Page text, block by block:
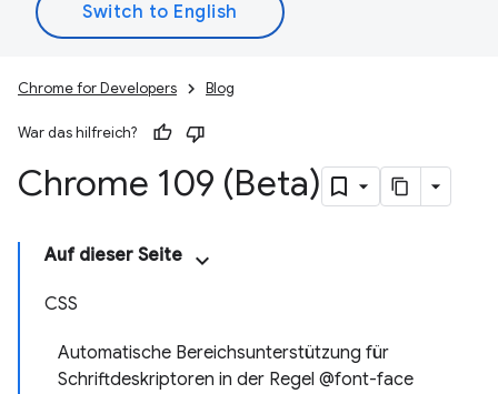
Chrome for Developers Blog
War das hilfreich?
Chrome 109 (Beta)
Auf dieser Seite
CSS
Automatische Bereichsunterstützung für
Schriftdeskriptoren in der Regel @font-face